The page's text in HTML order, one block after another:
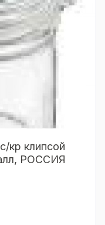
кр клипсой
РОССИЯ